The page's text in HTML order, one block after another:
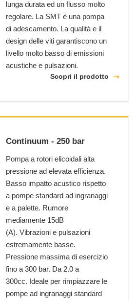
lunga durata ed un flusso molto
regolare. La SMT è una pompa
di adescamento. La qualità e il
design delle viti garantiscono un
livello molto basso di emissioni
acustiche e pulsazioni.
Scopri il prodotto
Continuum - 250 bar
Pompa a rotori elicoidali alta
pressione ad elevata efficienza.
Basso impatto acustico rispetto
a pompe standard ad ingranaggi
e a palette. Rumore
mediamente 15dB
(A). Vibrazioni e pulsazioni
estremamente basse.
Pressione massima di esercizio
fino a 300 bar. Da 2.0 a
300cc. Ideale per rimpiazzare le
pompe ad ingranaggi standard